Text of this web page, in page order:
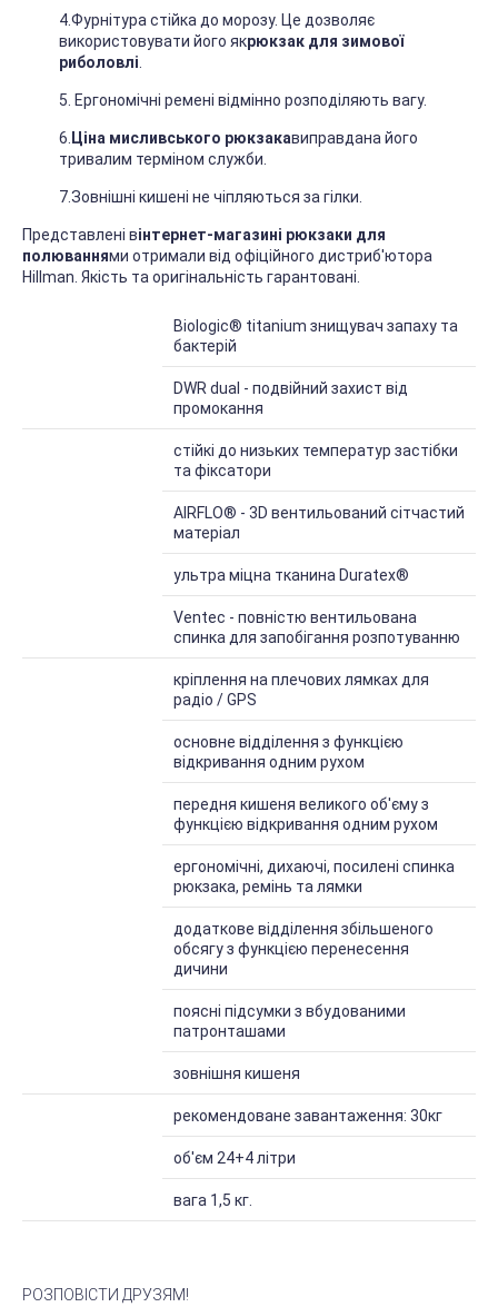
4.Фурнітура стійка до морозу. Це дозволяє
використовувати його якрюкзак для зимової
риболовлі.
5. Ергономічні ремені відмінно розподіляють вагу.
6. Ціна мисливського рюкзакавиправдана його
тривалим терміном служби.
7.Зовнішні кишені не чіпляються за гілки.
Представлені вінтернет-магазині рюкзаки для
полюваннями отримали від офіційного дистриб'ютора
Hillman. Якість та оригінальність гарантовані.
Biologic® titanium знищувач запаху та
бактерій
DWR dual - подвійний захист від
промокання
стійкі до низьких температур застібки
та фіксатори
AIRFLO® - 3D вентильований сітчастий
матеріал
ультра міцна тканина Duratex®
Ventec - повністю вентильована
спинка для запобігання розпотуванню
кріплення на плечових лямках для
радіо / GPS
основне відділення з функцією
відкривання одним рухом
передня кишеня великого об'єму з
функцією відкривання одним рухом
ергономічні, дихаючі, посилені спинка
рюкзака, ремінь та лямки
додаткове відділення збільшеного
обсягу з функцією перенесення
дичини
поясні підсумки з вбудованими
патронташами
зовнішня кишеня
рекомендоване завантаження: 30кг
об'єм 24+4 літри
вага 1,5 кг.
РОЗПОВІСТИ ДРУЗЯМ!